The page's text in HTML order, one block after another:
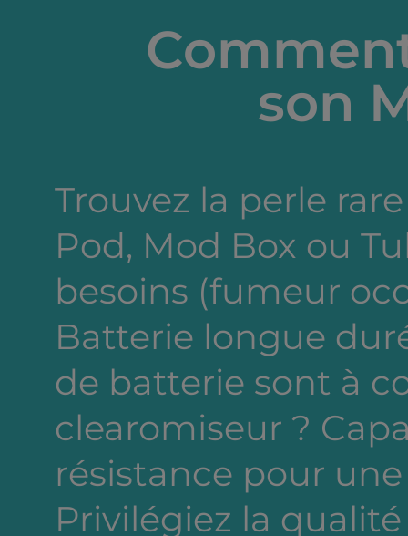
son
Trouvez la perle
Pod, Mod Box ou
besoins (fumeur
Batterie longue
de batterie sont à
clearomiseur ?
résistance pour
Privilégiez la